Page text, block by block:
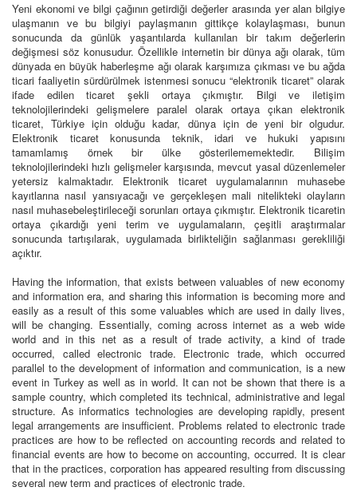
Yeni ekonomi ve bilgi çağının getirdiği değerler arasında yer alan bilgiye
ulaşmanın ve bu bilgiyi paylaşmanın gittikçe kolaylaşması, bunun
sonucunda da günlük yaşantılarda kullanılan bir takım değerlerin
değişmesi söz konusudur. Özellikle internetin bir dünya ağı olarak, tüm
dünyada en büyük haberleşme ağı olarak karşımıza çıkması ve bu ağda
ticari faaliyetin sürdürülmek istenmesi sonucu “elektronik ticaret” olarak
ifade edilen ticaret şekli ortaya çıkmıştır. Bilgi ve iletişim
teknolojilerindeki gelişmelere paralel olarak ortaya çıkan elektronik
ticaret, Türkiye için olduğu kadar, dünya için de yeni bir olgudur.
Elektronik ticaret konusunda teknik, idari ve hukuki yapısını
tamamlamış örnek bir ülke gösterilememektedir. Bilişim
teknolojilerindeki hızlı gelişmeler karşısında, mevcut yasal düzenlemeler
yetersiz kalmaktadır. Elektronik ticaret uygulamalarının muhasebe
kayıtlarına nasıl yansıyacağı ve gerçekleşen mali nitelikteki olayların
nasıl muhasebeleştirileceği sorunları ortaya çıkmıştır. Elektronik ticaretin
ortaya çıkardığı yeni terim ve uygulamaların, çeşitli araştırmalar
sonucunda tartışılarak, uygulamada birlikteliğin sağlanması gerekliliği
açıktır.
Having the information, that exists between valuables of new economy
and information era, and sharing this information is becoming more and
easily as a result of this some valuables which are used in daily lives,
will be changing. Essentially, coming across internet as a web wide
world and in this net as a result of trade activity, a kind of trade
occurred, called electronic trade. Electronic trade, which occurred
parallel to the development of information and communication, is a new
event in Turkey as well as in world. It can not be shown that there is a
sample country, which completed its technical, administrative and legal
structure. As informatics technologies are developing rapidly, present
legal arrangements are insufficient. Problems related to electronic trade
practices are how to be reflected on accounting records and related to
financial events are how to become on accounting, occurred. It is clear
that in the practices, corporation has appeared resulting from discussing
several new term and practices of electronic trade.